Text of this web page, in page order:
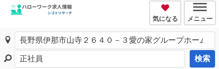
気になる メニュー
検索